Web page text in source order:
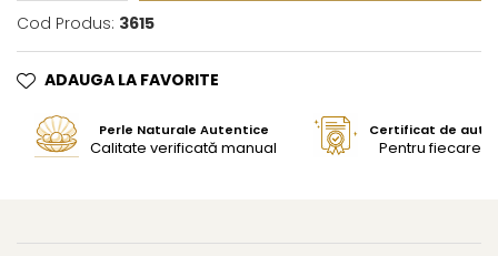
Cod Produs: 3615
ADAUGA LA FAVORITE
Perle Naturale Autentice
Calitate verificată manual
Certificat de
Pentru fiecare